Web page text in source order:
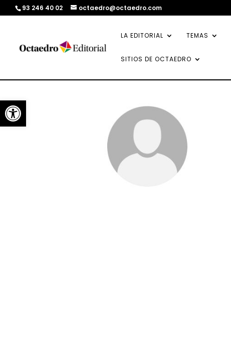
Abrir barra de herramientas
93 246 40 02 octaedro@octaedro.com
LA EDITORIAL TEMAS
SITIOS DE OCTAEDRO